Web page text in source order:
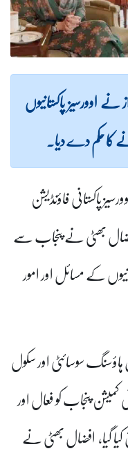
اوورسیز پاکستانیوں
کا حکم دے دیا۔
پاکستانی فاؤنڈیشن
بھٹی نے پنجاب سے
کے مسائل اور امور
سوسائٹی اور سکول
کمیشن پنجاب کو فعال اور
گیا، افضال بھٹی نے